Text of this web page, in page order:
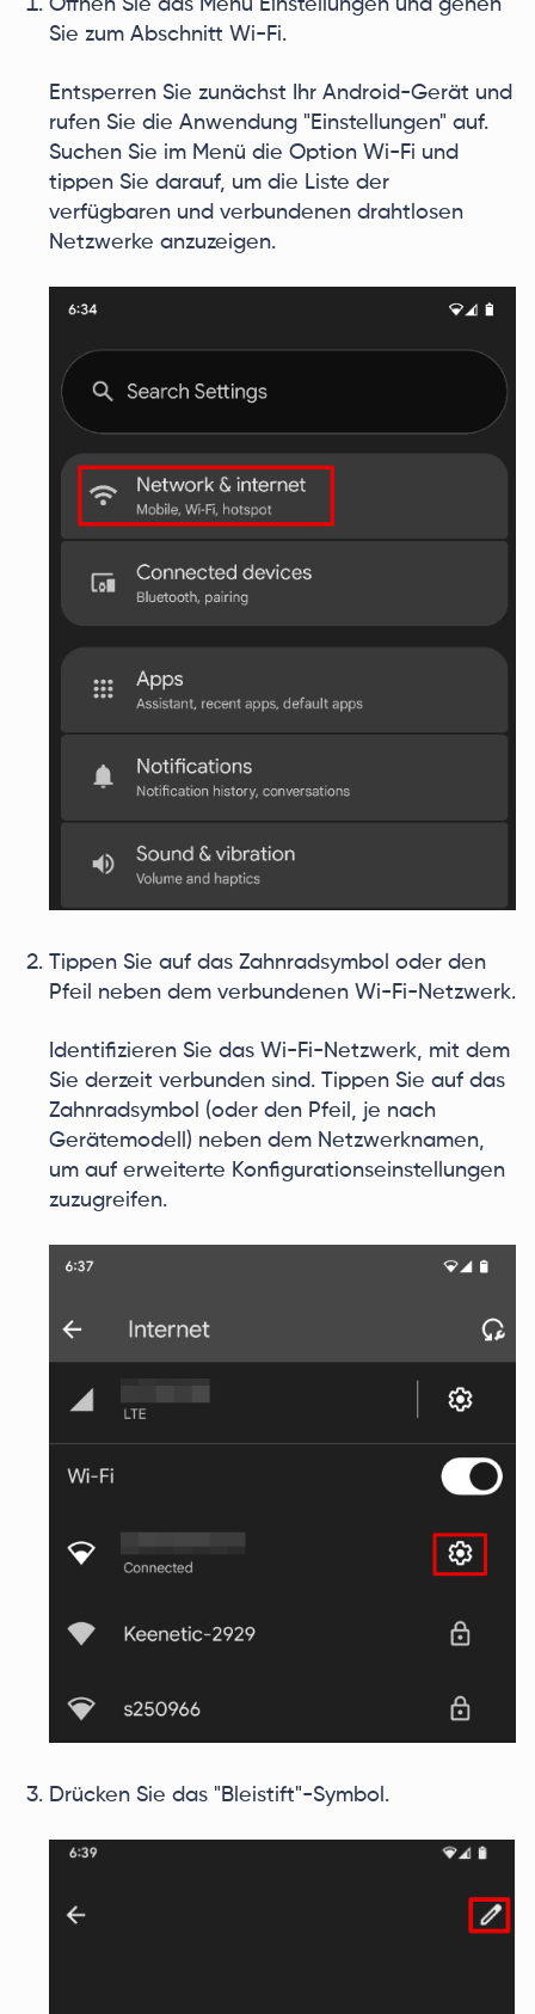
Öffnen Sie das Menü Einstellungen und gehen
Sie zum Abschnitt Wi-Fi.
Entsperren Sie zunächst Ihr Android-Gerät und
rufen Sie die Anwendung "Einstellungen" auf.
Suchen Sie im Menü die Option Wi-Fi und
tippen Sie darauf, um die Liste der
verfügbaren und verbundenen drahtlosen
Netzwerke anzuzeigen.
Tippen Sie auf das Zahnradsymbol oder den
Pfeil neben dem verbundenen Wi-Fi-Netzwerk.
Identifizieren Sie das Wi-Fi-Netzwerk, mit dem
Sie derzeit verbunden sind. Tippen Sie auf das
Zahnradsymbol (oder den Pfeil, je nach
Gerätemodell) neben dem Netzwerknamen,
um auf erweiterte Konfigurationseinstellungen
zuzugreifen.
Drücken Sie das "Bleistift"-Symbol.